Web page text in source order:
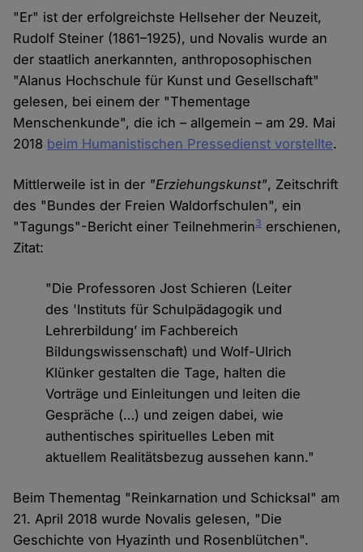
"Er" ist der erfolgreichste Hellseher der Neuzeit,
Rudolf Steiner (1861–1925), und Novalis wurde an
der staatlich anerkannten, anthroposophischen
"Alanus Hochschule für Kunst und Gesellschaft"
gelesen, bei einem der "Thementage
Menschenkunde", die ich – allgemein – am 29. Mai
2018 beim Humanistischen Pressedienst vorstellte.
Mittlerweile ist in der "Erziehungskunst", Zeitschrift
des "Bundes der Freien Waldorfschulen", ein
"Tagungs"-Bericht einer Teilnehmerin3 erschienen,
Zitat:
"Die Professoren Jost Schieren (Leiter
des 'Instituts für Schulpädagogik und
Lehrerbildung’ im Fachbereich
Bildungswissenschaft) und Wolf-Ulrich
Klünker gestalten die Tage, halten die
Vorträge und Einleitungen und leiten die
Gespräche (…) und zeigen dabei, wie
authentisches spirituelles Leben mit
aktuellem Realitätsbezug aussehen kann."
Beim Thementag "Reinkarnation und Schicksal" am
21. April 2018 wurde Novalis gelesen, "Die
Geschichte von Hyazinth und Rosenblütchen".